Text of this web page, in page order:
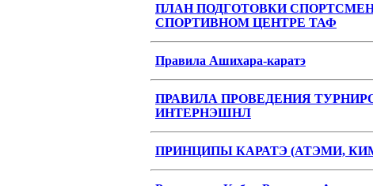
ПЛАН ПОДГОТОВКИ
СПОРТИВНОМ ЦЕНТРЕ ТАФ
Правила Ашихара-каратэ
ПРАВИЛА ПРОВЕДЕНИЯ
ИНТЕРНЭШНЛ
ПРИНЦИПЫ КАРАТЭ (АТЭМИ,